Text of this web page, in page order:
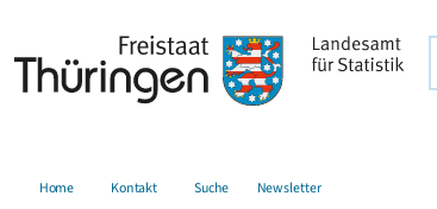
Home Kontakt Suche Newsletter